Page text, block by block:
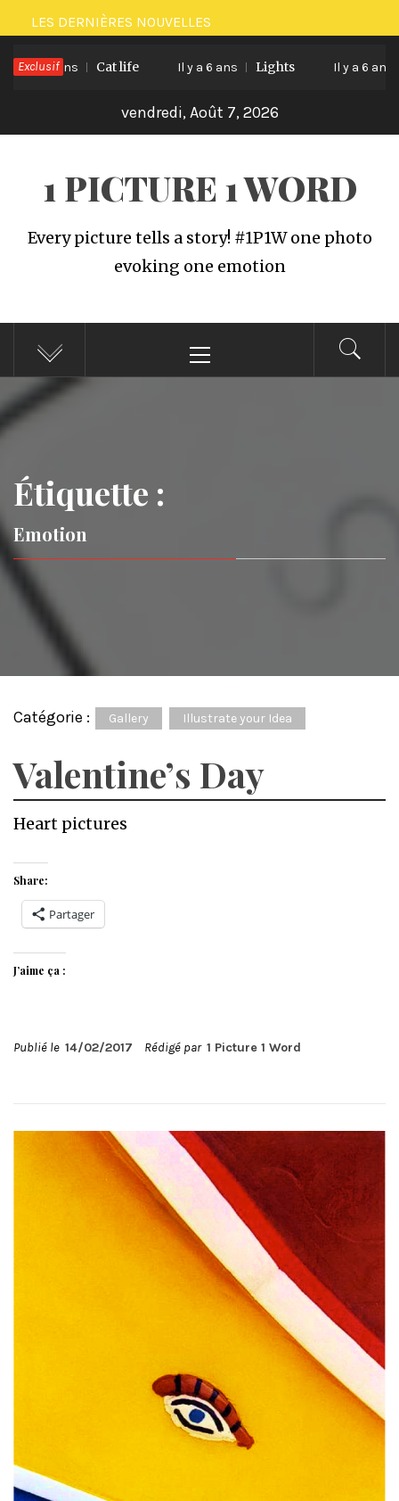
Passer
au
contenu
LES DERNIÈRES NOUVELLES
Exclusif
y a 6 ans Cat life Il y a 6 ans Lights Il y a 6 ans
vendredi, Août 7, 2026
1 PICTURE 1 WORD
Every picture tells a story! #1P1W one photo
evoking one emotion
principal
Étiquette :
Emotion
Catégorie : Gallery Illustrate your Idea
Valentine’s Day
Heart pictures
Share:
Partager
J’aime ça :
Publié le 14/02/2017 Rédigé par 1 Picture 1 Word